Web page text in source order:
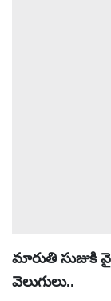
మారుతి సుజుకి
వెలుగులు..